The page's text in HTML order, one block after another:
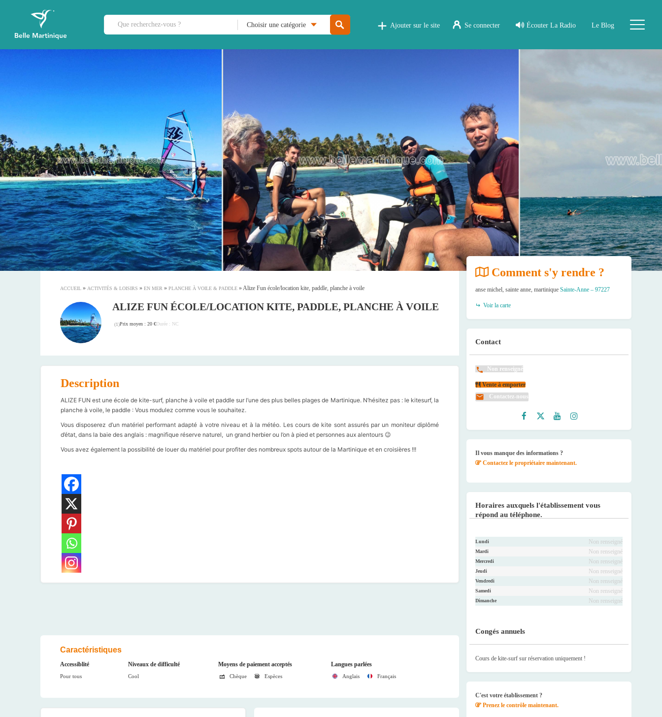
Choisir une catégorie Ajouter sur le site Se connecter Écouter La Radio Le Blog
ACCUEIL » ACTIVITÉS & LOISIRS » EN MER » PLANCHE À VOILE & PADDLE »Alize Fun école/location kite, paddle, planche à voile
ALIZE FUN ÉCOLE/LOCATION KITE, PADDLE, PLANCHE À VOILE
(1)Prix moyen : 20 €Durée : NC
Description
ALIZE FUN est une école de kite-surf, planche à voile et paddle sur l’une des plus belles plages de Martinique. N’hésitez pas : le kitesurf, la
planche à voile, le paddle : Vous modulez comme vous le souhaitez.
Vous disposerez d’un matériel performant adapté à votre niveau et à la météo. Les cours de kite sont assurés par un moniteur diplômé
d’état, dans la baie des anglais : magnifique réserve naturel, un grand herbier ou l’on à pied et personnes aux alentours 😉
Vous avez également la possibilité de louer du matériel pour profiter des nombreux spots autour de la Martinique et en croisières !!!
Caractéristiques
Accessiblité
Pour tous
Niveaux de difficulté
Cool
Moyens de paiement acceptés
Chèque Espèces
Langues parlées
Anglais Français
Comment s'y rendre ?
anse michel, sainte anne, martinique Sainte-Anne – 97227
Voir la carte
Contact
Non renseigné
Vente à emporter
Contactez-nous
Il vous manque des informations ?
Contactez le propriétaire maintenant.
Horaires auxquels l'établissement vous
répond au téléphone.
Lundi Non renseigné
Mardi Non renseigné
Mercredi Non renseigné
Jeudi Non renseigné
Vendredi Non renseigné
Samedi Non renseigné
Dimanche Non renseigné
Congés annuels
Cours de kite-surf sur réservation uniquement !
C'est votre établissement ?
Prenez le contrôle maintenant.